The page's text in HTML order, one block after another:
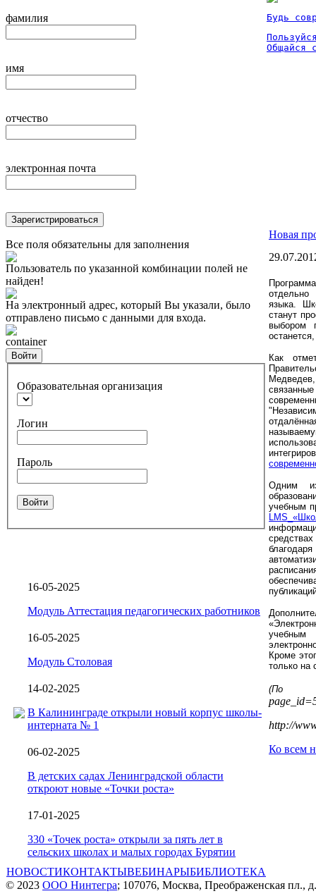
фамилия
имя
отчество
электронная почта
Зарегистрироваться
Все поля обязательны для заполнения
Пользователь по указанной комбинации полей не
найден!
На электронный адрес, который Вы указали, было
отправлено письмо с данными для входа.
container
Войти
Образовательная организация
Логин
Пароль
Войти
16-05-2025
Модуль Аттестация педагогических работников
16-05-2025
Модуль Столовая
14-02-2025
В Калининграде открыли новый корпус школы-
интерната № 1
06-02-2025
В детских садах Ленинградской области
откроют новые «Точки роста»
17-01-2025
330 «Точек роста» открыли за пять лет в
сельских школах и малых городах Бурятии
Будь
Общайся
Новая
отдельно
языка.
станут
выбором
Как
Одним
учебным
учебным
Кроме
только на
(По
http://
Ко всем
НОВОСТИКОНТАКТЫВЕБИНАРЫБИБЛИОТЕКА
© 2023 ООО Нинтегра; 107076, Москва, Преображенская пл.,